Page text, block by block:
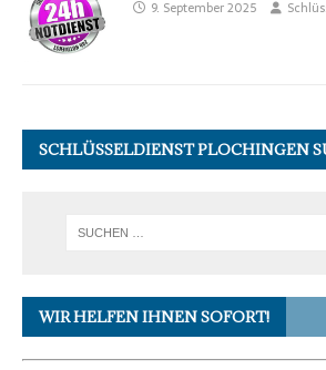
9. September 2025
SCHLÜSSELDIENST PLOCHINGEN
WIR HELFEN IHNEN SOFORT!